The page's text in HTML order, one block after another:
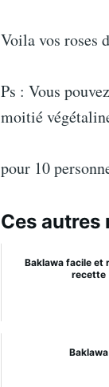
Voila vos roses
Ps : Vous
moitié
pour 10
Ces
Baklawa facile et
recette
Baklawa